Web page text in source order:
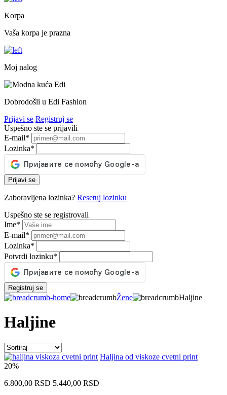
Korpa
Vaša korpa je prazna
Moj nalog
Dobrodošli u Edi Fashion
Prijavi se Registruj se
Uspešno ste se prijavili
E-mail*
Lozinka*
Prijavi se
Zaboravljena lozinka? Resetuj lozinku
Uspešno ste se registrovali
Ime*
E-mail*
Lozinka*
Potvrdi lozinku*
Registruj se
Žene Haljine
Haljine
Haljina od viskoze cvetni print
20%
6.800,00 RSD 5.440,00 RSD